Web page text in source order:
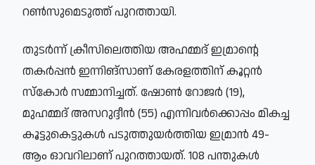
റൺസുമെടുത്ത് പുറത്തായി.
തുടർന്ന് ക്രീസിലെത്തിയ അഹമ്മദ് ഇമ്രാന്റെ
തകർപ്പൻ ഇന്നിങ്സാണ് കേരളത്തിന് കൂറ്റൻ
സ്കോർ സമ്മാനിച്ചത്. ഷോൺ റോജർ (19),
മുഹമ്മദ് അസറുദ്ദീൻ (55) എന്നിവർക്കൊപ്പം മികച്ച
കൂട്ടുകെട്ടുകൾ പടുത്തുയർത്തിയ ഇമ്രാൻ 49-
ആം ഓവറിലാണ് പുറത്തായത്. 108 പന്തുകൾ